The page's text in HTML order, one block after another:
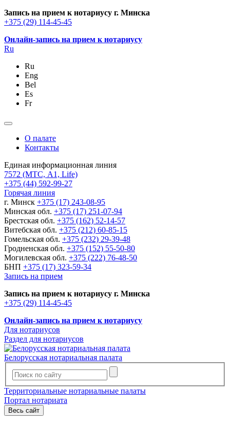
Запись на прием к нотариусу г. Минска
+375 (29) 114-45-45
Онлайн-запись на прием к нотариусу
Ru
Ru
Eng
Bel
Es
Fr
О палате
Контакты
Единая информационная линия
7572 (МТС, A1, Life)
+375 (44) 592-99-27
Горячая линия
г. Минск +375 (17) 243-08-95
Минская обл. +375 (17) 251-07-94
Брестская обл. +375 (162) 52-14-57
Витебская обл. +375 (212) 60-85-15
Гомельская обл. +375 (232) 29-39-48
Гродненская обл. +375 (152) 55-50-80
Могилевская обл. +375 (222) 76-48-50
БНП +375 (17) 323-59-34
Запись на прием
Запись на прием к нотариусу г. Минска
+375 (29) 114-45-45
Онлайн-запись на прием к нотариусу
Для нотариусов
Раздел для нотариусов
Белорусская нотариальная палата
Территориальные нотариальные палаты
Портал нотариата
Весь сайт